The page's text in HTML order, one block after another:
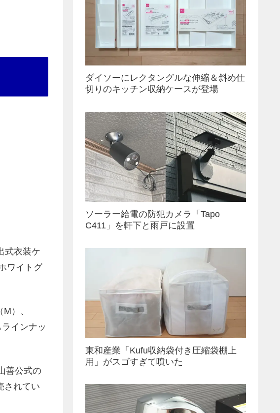
式衣装ケ
ワイトグ
）、
インナッ
善公式の
されてい
ダイソーにレクタングルな伸縮＆斜め仕
切りのキッチン収納ケースが登場
ソーラー給電の防犯カメラ「Tapo
C411」を軒下と雨戸に設置
東和産業「Kufu収納袋付き圧縮袋棚上
用」がスゴすぎて噴いた